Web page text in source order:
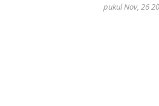
pukul Nov, 26